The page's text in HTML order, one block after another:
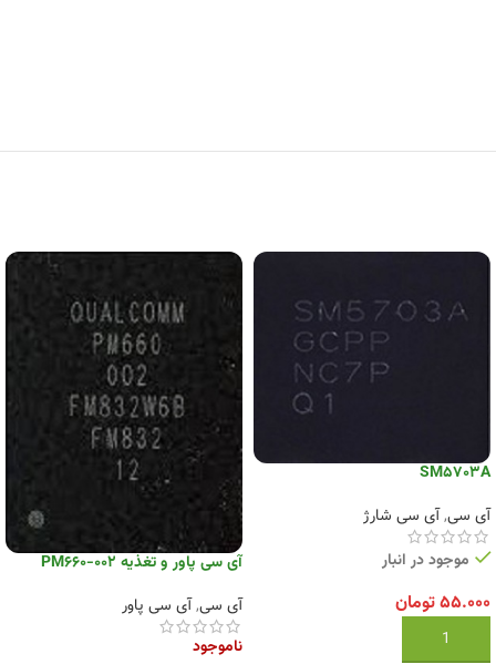
SM5703A
آی سی,آی سی شارژ
موجود در انبار
۵۵.۰۰۰تومان
افزودن به سبد خرید
آی سی پاور و تغذیه PM660-002
آی سی,آی سی پاور
ناموجود